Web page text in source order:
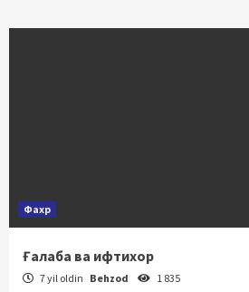
Фахр
Ғалаба ва ифтихор
7 yil oldin Behzod 1 835